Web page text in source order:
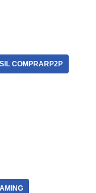
COMPRARP2P